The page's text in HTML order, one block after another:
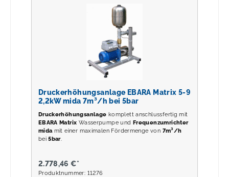
Druckerhöhungsanlage EBARA Matrix 5-9
2,2kW mida 7m³/h bei 5bar
Druckerhöhungsanlage komplett anschlussfertig mit
EBARA Matrix Wasserpumpe und Frequenzumrichter
mida mit einer maximalen Fördermenge von 7m³/h
bei5bar.
2.778,46 €*
Produktnummer: 11276